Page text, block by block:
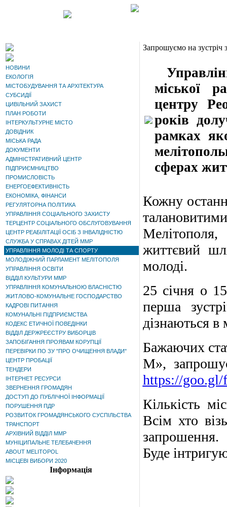
НОВИНИ
ЕКОЛОГІЯ
МІСТОБУДУВАННЯ ТА АРХІТЕКТУРА
СУБСИДІЇ
ЦИВІЛЬНИЙ ЗАХИСТ
ПЛАН РОБОТИ
ІНТЕРКУЛЬТУРНЕ МІСТО
ДОВІДНИК
МІСЬКА РАДА
ДОКУМЕНТИ
АДМІНІСТРАТИВНИЙ ЦЕНТР
ПІДПРИЄМНИЦТВО
ПРОМИСЛОВІСТЬ
ЕНЕРГОЕФЕКТИВНІСТЬ
ЕКОНОМІКА, ФІНАНСИ
РЕГУЛЯТОРНА ПОЛІТИКА
УПРАВЛІННЯ СОЦІАЛЬНОГО ЗАХИСТУ
ТЕРЦЕНТР СОЦІАЛЬНОГО ОБСЛУГОВУВАННЯ
ЦЕНТР РЕАБІЛІТАЦІЇ ОСІБ З ІНВАЛІДНІСТЮ
СЛУЖБА У СПРАВАХ ДІТЕЙ ММР
УПРАВЛІННЯ МОЛОДІ ТА СПОРТУ
МОЛОДІЖНИЙ ПАРЛАМЕНТ МЕЛІТОПОЛЯ
УПРАВЛІННЯ ОСВІТИ
ВІДДІЛ КУЛЬТУРИ ММР
УПРАВЛІННЯ КОМУНАЛЬНОЮ ВЛАСНІСТЮ
ЖИТЛОВО-КОМУНАЛЬНЕ ГОСПОДАРСТВО
КАДРОВІ ПИТАННЯ
КОМУНАЛЬНІ ПІДПРИЄМСТВА
КОДЕКС ЕТИЧНОЇ ПОВЕДІНКИ
ВІДДІЛ ДЕРЖРЕЄСТРУ ВИБОРЦІВ
ЗАПОБІГАННЯ ПРОЯВАМ КОРУПЦІЇ
ПЕРЕВІРКИ ПО ЗУ "ПРО ОЧИЩЕННЯ ВЛАДИ"
ЦЕНТР ПРОБАЦІЇ
ТЕНДЕРИ
ІНТЕРНЕТ РЕСУРСИ
ЗВЕРНЕННЯ ГРОМАДЯН
ДОСТУП ДО ПУБЛІЧНОЇ ІНФОРМАЦІЇ
ПОРУШЕННЯ ПДР
РОЗВИТОК ГРОМАДЯНСЬКОГО СУСПІЛЬСТВА
ТРАНСПОРТ
АРХІВНИЙ ВІДДІЛ ММР
МУНІЦИПАЛЬНЕ ТЕЛЕБАЧЕННЯ
ABOUT MELITOPOL
МІСЦЕВІ ВИБОРИ 2020
Інформація
Запрошуємо на
міської
центру
років
рамках
сферах
Кожну
життєвий
молоді.
25 січня о
перша
дізнаються в
Бажаючих
М»,
https://
Кількість
Всім хто
запрошення.
Буде